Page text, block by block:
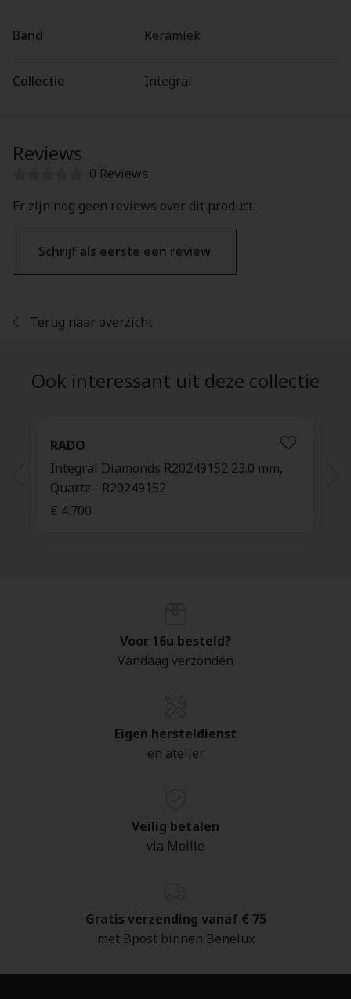
Band Keramiek
Collectie Integral
Reviews
0 Reviews
Er zijn nog geen reviews over dit product.
Schrijf als eerste een review
Terug naar overzicht
Ook interessant uit deze collectie
RADO
Integral Diamonds R20249152 23.0 mm,
Quartz - R20249152
€ 4.700
Voor 16u besteld?
Vandaag verzonden
Eigen hersteldienst
en atelier
Veilig betalen
via Mollie
Gratis verzending vanaf € 75
met Bpost binnen Benelux